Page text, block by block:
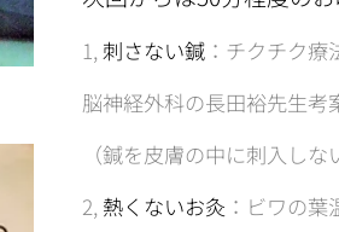
1,刺さない鍼 ：チクチク療
脳神経外科の長田裕先生
（鍼を皮膚の中に刺入しな
2, 熱くないお灸 ：ビワの